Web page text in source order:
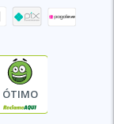
ÓTIMO